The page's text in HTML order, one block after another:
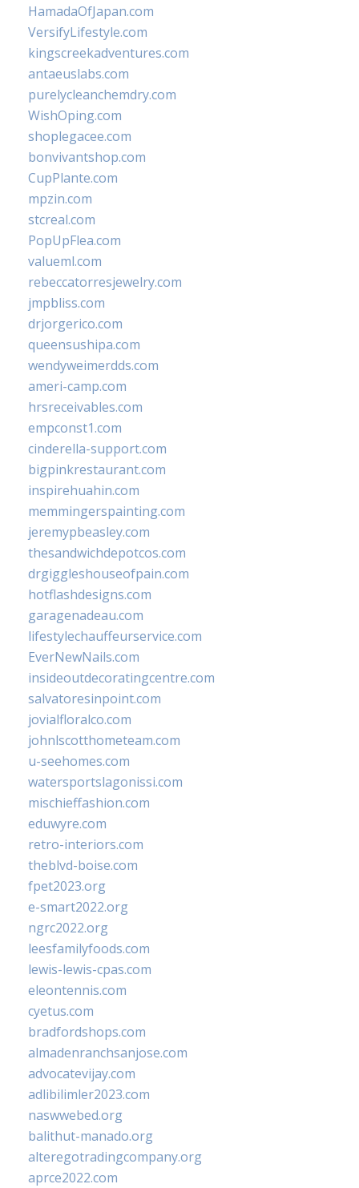
HamadaOfJapan.com
VersifyLifestyle.com
kingscreekadventures.com
antaeuslabs.com
purelycleanchemdry.com
WishOping.com
shoplegacee.com
bonvivantshop.com
CupPlante.com
mpzin.com
stcreal.com
PopUpFlea.com
valueml.com
rebeccatorresjewelry.com
jmpbliss.com
drjorgerico.com
queensushipa.com
wendyweimerdds.com
ameri-camp.com
hrsreceivables.com
empconst1.com
cinderella-support.com
bigpinkrestaurant.com
inspirehuahin.com
memmingerspainting.com
jeremypbeasley.com
thesandwichdepotcos.com
drgiggleshouseofpain.com
hotflashdesigns.com
garagenadeau.com
lifestylechauffeurservice.com
EverNewNails.com
insideoutdecoratingcentre.com
salvatoresinpoint.com
jovialfloralco.com
johnlscotthometeam.com
u-seehomes.com
watersportslagonissi.com
mischieffashion.com
eduwyre.com
retro-interiors.com
theblvd-boise.com
fpet2023.org
e-smart2022.org
ngrc2022.org
leesfamilyfoods.com
lewis-lewis-cpas.com
eleontennis.com
cyetus.com
bradfordshops.com
almadenranchsanjose.com
advocatevijay.com
adlibilimler2023.com
naswwebed.org
balithut-manado.org
alteregotradingcompany.org
aprce2022.com